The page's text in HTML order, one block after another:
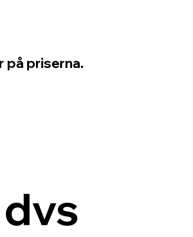
på priserna.